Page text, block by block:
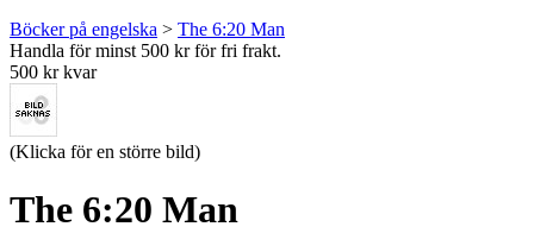
Böcker på engelska > The 6:20 Man
Handla för minst 500 kr för fri frakt.
500 kr kvar
(Klicka för en större bild)
The 6:20 Man